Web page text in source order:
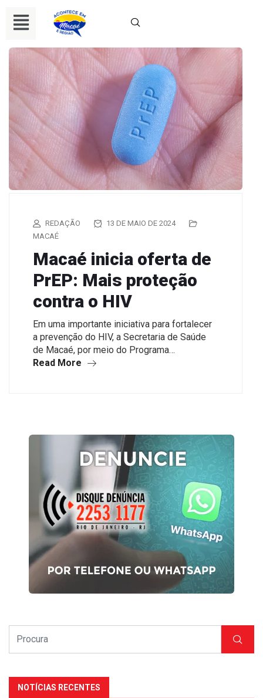
REDAÇÃO
13 DE MAIO DE 2024
MACAÉ
Macaé inicia oferta de
PrEP: Mais proteção
contra o HIV
Em uma importante iniciativa para fortalecer
a prevenção do HIV, a Secretaria de Saúde
de Macaé, por meio do Programa…
Read More
NOTÍCIAS RECENTES